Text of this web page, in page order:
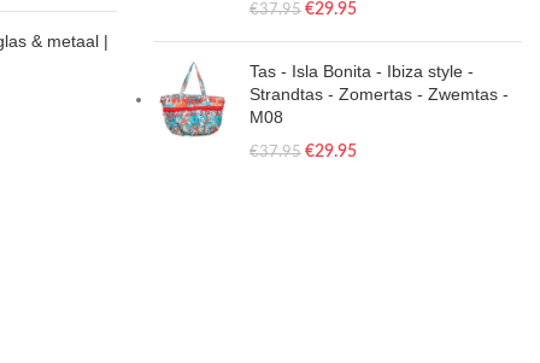
& metaal |
€37.95 €29.95
Tas - Isla Bonita - Ibiza style -
Strandtas - Zomertas - Zwemtas -
M08
€37.95 €29.95